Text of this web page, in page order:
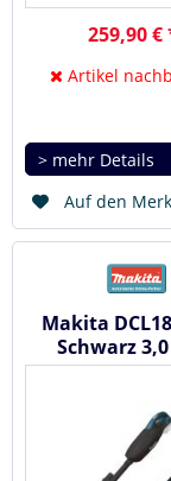
259,90 €
Artikel
> mehr Details
Auf den
Makita
Schwarz
Ladegerät -